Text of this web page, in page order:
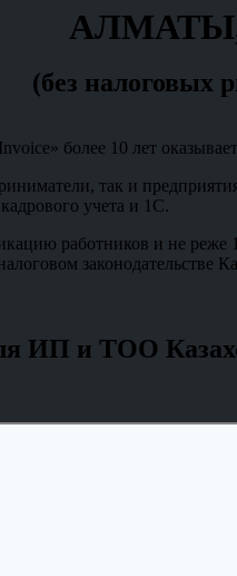
(без налоговых
более 10 лет
так и
учета и 1С.
работников и не реже 1
законодательстве
ИП и ТОО